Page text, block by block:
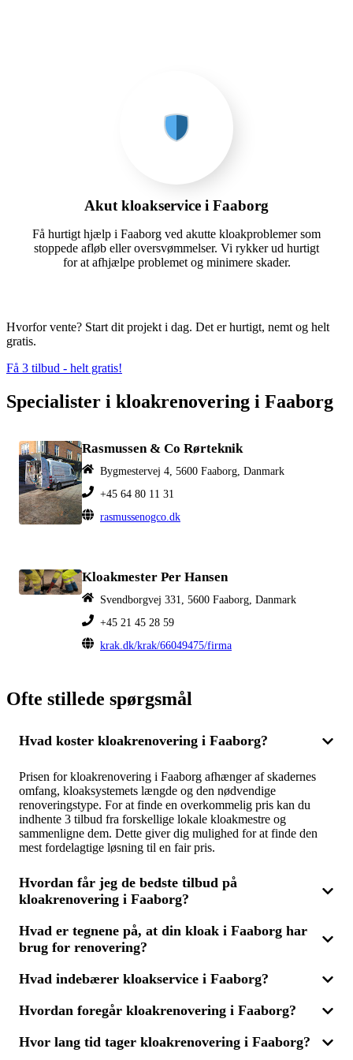
Akut kloakservice i Faaborg
Få hurtigt hjælp i Faaborg ved akutte kloakproblemer som
stoppede afløb eller oversvømmelser. Vi rykker ud hurtigt
for at afhjælpe problemet og minimere skader.
Hvorfor vente? Start dit projekt i dag. Det er hurtigt, nemt og helt
gratis.
Få 3 tilbud - helt gratis!
Specialister i kloakrenovering i Faaborg
Rasmussen & Co Rørteknik
Bygmestervej 4, 5600 Faaborg, Danmark
+45 64 80 11 31
rasmussenogco.dk
Kloakmester Per Hansen
Svendborgvej 331, 5600 Faaborg, Danmark
+45 21 45 28 59
krak.dk/krak/66049475/firma
Ofte stillede spørgsmål
Hvad koster kloakrenovering i Faaborg?
Prisen for kloakrenovering i Faaborg afhænger af skadernes
omfang, kloaksystemets længde og den nødvendige
renoveringstype. For at finde en overkommelig pris kan du
indhente 3 tilbud fra forskellige lokale kloakmestre og
sammenligne dem. Dette giver dig mulighed for at finde den
mest fordelagtige løsning til en fair pris.
Hvordan får jeg de bedste tilbud på
kloakrenovering i Faaborg?
For at sikre de bedste tilbud på kloakrenovering i Faaborg skal
du kontakte flere erfarne kloakmestre for at indhente tilbud.
ideelle pris og kvalitet, der passer til dine behov. Sørg for, at
du kan vælge den mest effektive løsning.
Hvad er tegnene på, at din kloak i Faaborg har
brug for renovering?
Tegn på, at din kloak i Faaborg måske skal renoveres, kan
dræning. Nogle gange kan du også finde revner eller
er det en god idé at indhente flere tilbud fra kloakmestre for at
finde den bedste og mest økonomiske løsning.
Hvad indebærer kloakservice i Faaborg?
Kloakservice i Faaborg omfatter en række ydelser som
reparation af beskadigede rør. Behovet opstår, kan du indhente
Hvordan foregår kloakrenovering i Faaborg?
Kloakrenovering i Faaborg kan udføres på forskellige måder,
Hvor lang tid tager kloakrenovering i Faaborg?